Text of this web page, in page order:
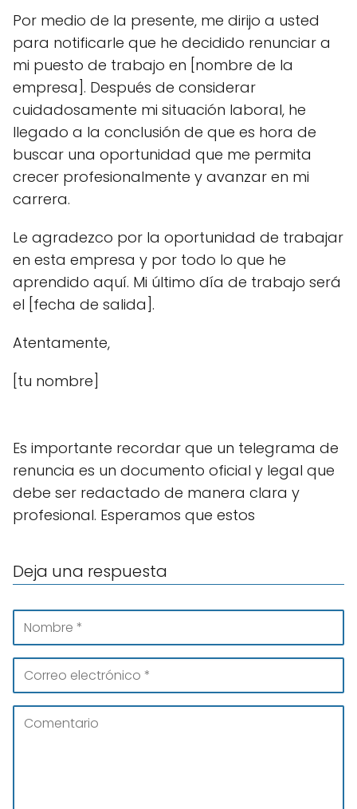
Por medio de la presente, me dirijo a usted
para notificarle que he decidido renunciar a
mi puesto de trabajo en [nombre de la
empresa]. Después de considerar
cuidadosamente mi situación laboral, he
llegado a la conclusión de que es hora de
buscar una oportunidad que me permita
crecer profesionalmente y avanzar en mi
carrera.
Le agradezco por la oportunidad de trabajar
en esta empresa y por todo lo que he
aprendido aquí. Mi último día de trabajo será
el [fecha de salida].
Atentamente,
[tu nombre]
Es importante recordar que un telegrama de
renuncia es un documento oficial y legal que
debe ser redactado de manera clara y
profesional. Esperamos que estos
Deja una respuesta